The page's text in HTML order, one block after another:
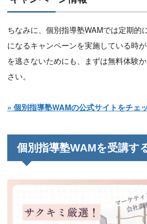
ちなみに、個別指導塾WAMでは定期的
になるキャンペーンを実施している時
を逃さないためにも、まずは無料体験
さい。
» 個別指導塾WAMの公式サイトをチェ
個別指導塾WAMを受講す